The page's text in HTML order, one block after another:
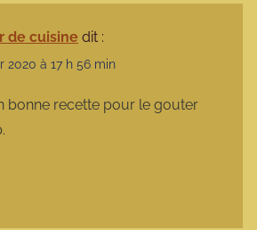
de cuisine dit :
2020 à 17 h 56 min
bonne recette pour le gouter